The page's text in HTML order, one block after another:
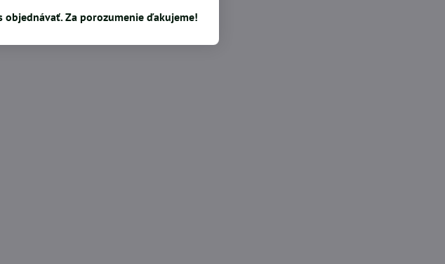
Za porozumenie ďakujeme!